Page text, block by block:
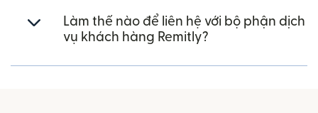
Làm thế nào để liên hệ với bộ phận dịch
vụ khách hàng Remitly?